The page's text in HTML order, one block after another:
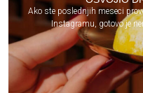
Ako ste poslednjih meseci
Instagramu, gotovo je